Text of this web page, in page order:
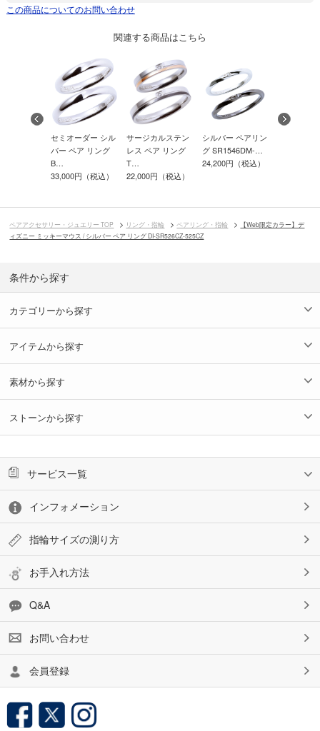
この商品についてのお問い合わせ
関連する商品はこちら
セミオーダー シル
バー ペア リング
B…
33,000円（税込）
サージカルステン
レス ペア リング
T…
22,000円（税込）
シルバー ペアリン
グ SR1546DM-…
24,200円（税込）
ペアアクセサリー・ジュエリー TOP リング・指輪 ペアリング・指輪
【Web限定カラー】デ
ィズニー ミッキーマウス / シルバー ペア リング DI-SR526CZ-525CZ
条件から探す
カテゴリーから探す
アイテムから探す
素材から探す
ストーンから探す
サービス一覧
インフォメーション
指輪サイズの測り方
お手入れ方法
Q&A
お問い合わせ
会員登録